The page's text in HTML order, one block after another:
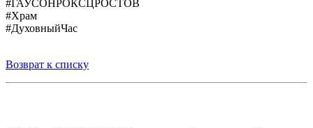
#ГАУСОНРОКСЦРОСТОВ
#Храм
#ДуховныйЧас
Возврат к списку